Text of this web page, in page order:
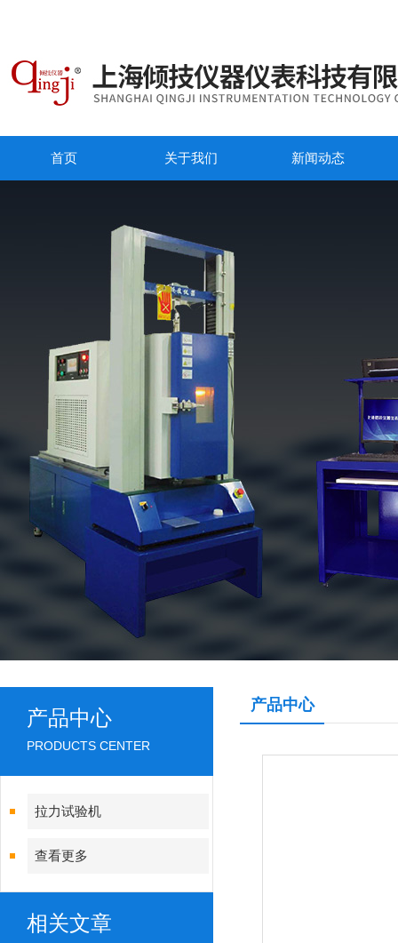
首页 关于我们 新闻动态
产品中心
PRODUCTS CENTER
拉力试验机
查看更多
相关文章
产品中心